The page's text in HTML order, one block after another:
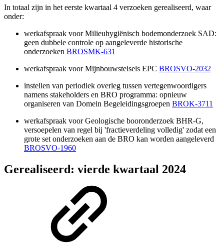
In totaal zijn in het eerste kwartaal 4 verzoeken gerealiseerd, waar
onder:
werkafspraak voor Milieuhygiënisch bodemonderzoek SAD:
geen dubbele controle op aangeleverde historische
onderzoeken BROSMK-631
werkafspraak voor Mijnbouwstelsels EPC BROSVO-2032
instellen van periodiek overleg tussen vertegenwoordigers
namens stakeholders en BRO programma: opnieuw
organiseren van Domein Begeleidingsgroepen BROK-3711
werkafspraak voor Geologische booronderzoek BHR-G,
versoepelen van regel bij 'fractieverdeling volledig' zodat een
grote set onderzoeken aan de BRO kan worden aangeleverd
BROSVO-1960
Gerealiseerd: vierde kwartaal 2024